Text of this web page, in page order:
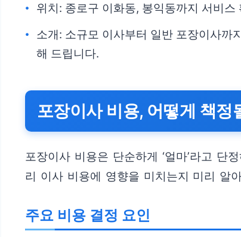
위치: 종로구 이화동, 봉익동까지 서비스
소개: 소규모 이사부터 일반 포장이사까
해 드립니다.
포장이사 비용, 어떻게 책정
포장이사 비용은 단순하게 ‘얼마’라고
리 이사 비용에 영향을 미치는지 미리 알
주요 비용 결정 요인